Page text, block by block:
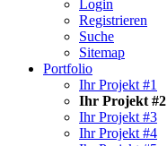
Login
Registrieren
Suche
Sitemap
Portfolio
Ihr Projekt #1
Ihr Projekt #2
Ihr Projekt #3
Ihr Projekt #4